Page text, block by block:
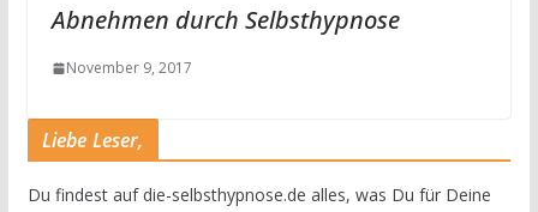
Abnehmen durch Selbsthypnose
November 9, 2017
Liebe Leser,
Du findest auf die-selbsthypnose.de alles, was Du für Deine